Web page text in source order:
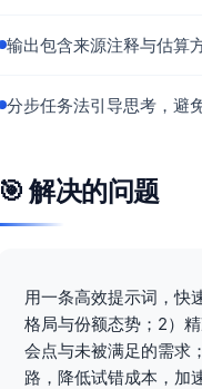
对我方的启示/可对
在口碑优势（
产品与功能
运动定位；手绳
价格：$29–$36
渠道与履约
海外仓2–4天（
输出包含来源注释与估算
分步任务法引导思考，避
🎯 解决的问题
用一条高效提示词，快
格局与份额态势；2）
会点与未被满足的需求
路，降低试错成本，加